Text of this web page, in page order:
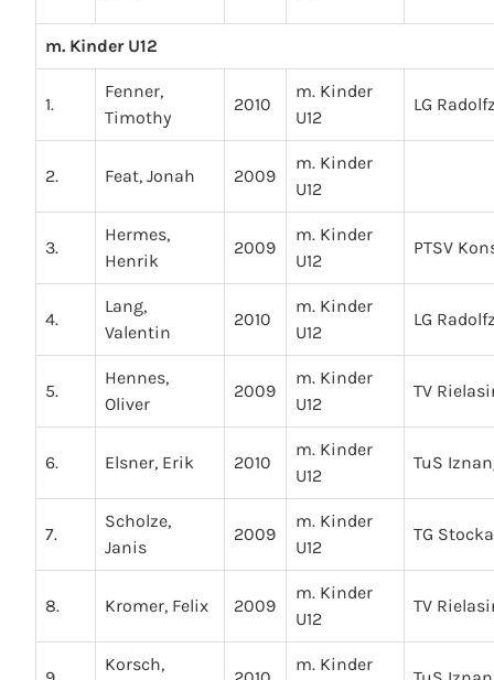
m. Kinder U12
1.
Fenner,
Timothy
2010
m. Kinder
U12
LG
2. Feat, Jonah 2009
m. Kinder
U12
3.
Hermes,
Henrik
2009
m. Kinder
U12
PTSV
4.
Lang,
Valentin
2010
m. Kinder
U12
LG
5.
Hennes,
Oliver
2009
m. Kinder
U12
TV
6. Elsner, Erik 2010
m. Kinder
U12
TuS
7.
Scholze,
Janis
2009
m. Kinder
U12
TG
8. Kromer, Felix 2009
m. Kinder
U12
TV
Korsch, m. Kinder